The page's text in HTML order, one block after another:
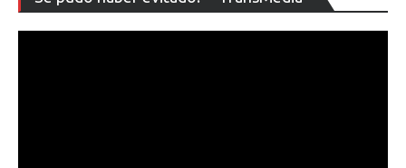
de